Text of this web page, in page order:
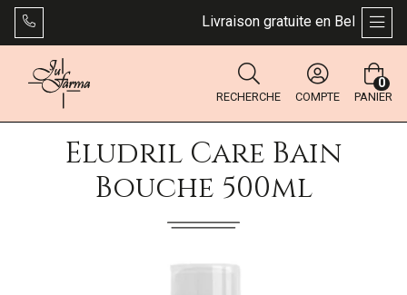
Livraison gratuite en Belgique
RECHERCHE COMPTE PANIER
0
Eludril Care Bain
Bouche 500ml